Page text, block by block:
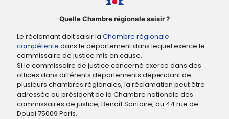
Quelle Chambre régionale saisir ?
Le réclamant doit saisir la Chambre régionale
compétente dans le département dans lequel exerce le
commissaire de justice mis en cause.
Si le commissaire de justice concerné exerce dans des
offices dans différents départements dépendant de
plusieurs chambres régionales, la réclamation peut être
adressée au président de la Chambre nationale des
commissaires de justice, Benoît Santoire, au 44 rue de
Douai 75009 Paris.